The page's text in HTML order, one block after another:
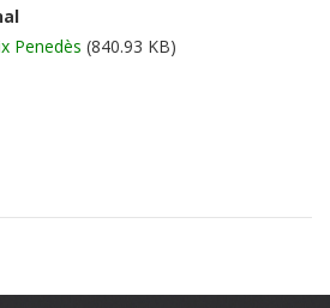
Penedès (840.93 KB)